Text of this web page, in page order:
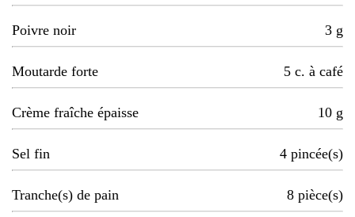
Poivre noir 3 g
Moutarde forte 5 c. à café
Crème fraîche épaisse 10 g
Sel fin 4 pincée(s)
Tranche(s) de pain 8 pièce(s)